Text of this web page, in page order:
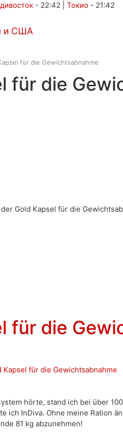
- 22:42 Токио- 21:42
für die Gewichtsabnahme
für die
Gold Kapsel für die
für die
hörte, stand ich bei über
InDiva. Ohne meine Ration
81 kg abzunehmen!